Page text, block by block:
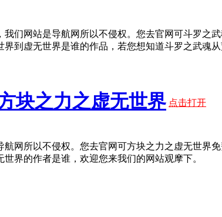
们网站是导航网所以不侵权。您去官网可斗罗之
到虚无世界是谁的作品，若您想知道斗罗之武魂
块之力之虚无世界 点击打开
网所以不侵权。您去官网可方块之力之虚无世界
界的作者是谁，欢迎您来我们的网站观摩下。